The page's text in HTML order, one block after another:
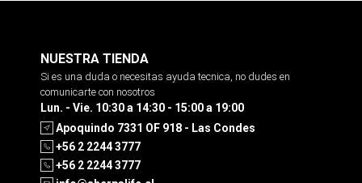
NUESTRA TIENDA
Si es una duda o necesitas ayuda tecnica, no dudes en
comunicarte con nosotros
Lun. - Vie. 10:30 a 14:30 - 15:00 a 19:00
Apoquindo 7331 OF 918 - Las Condes
+56 2 2244 3777
+56 2 2244 3777